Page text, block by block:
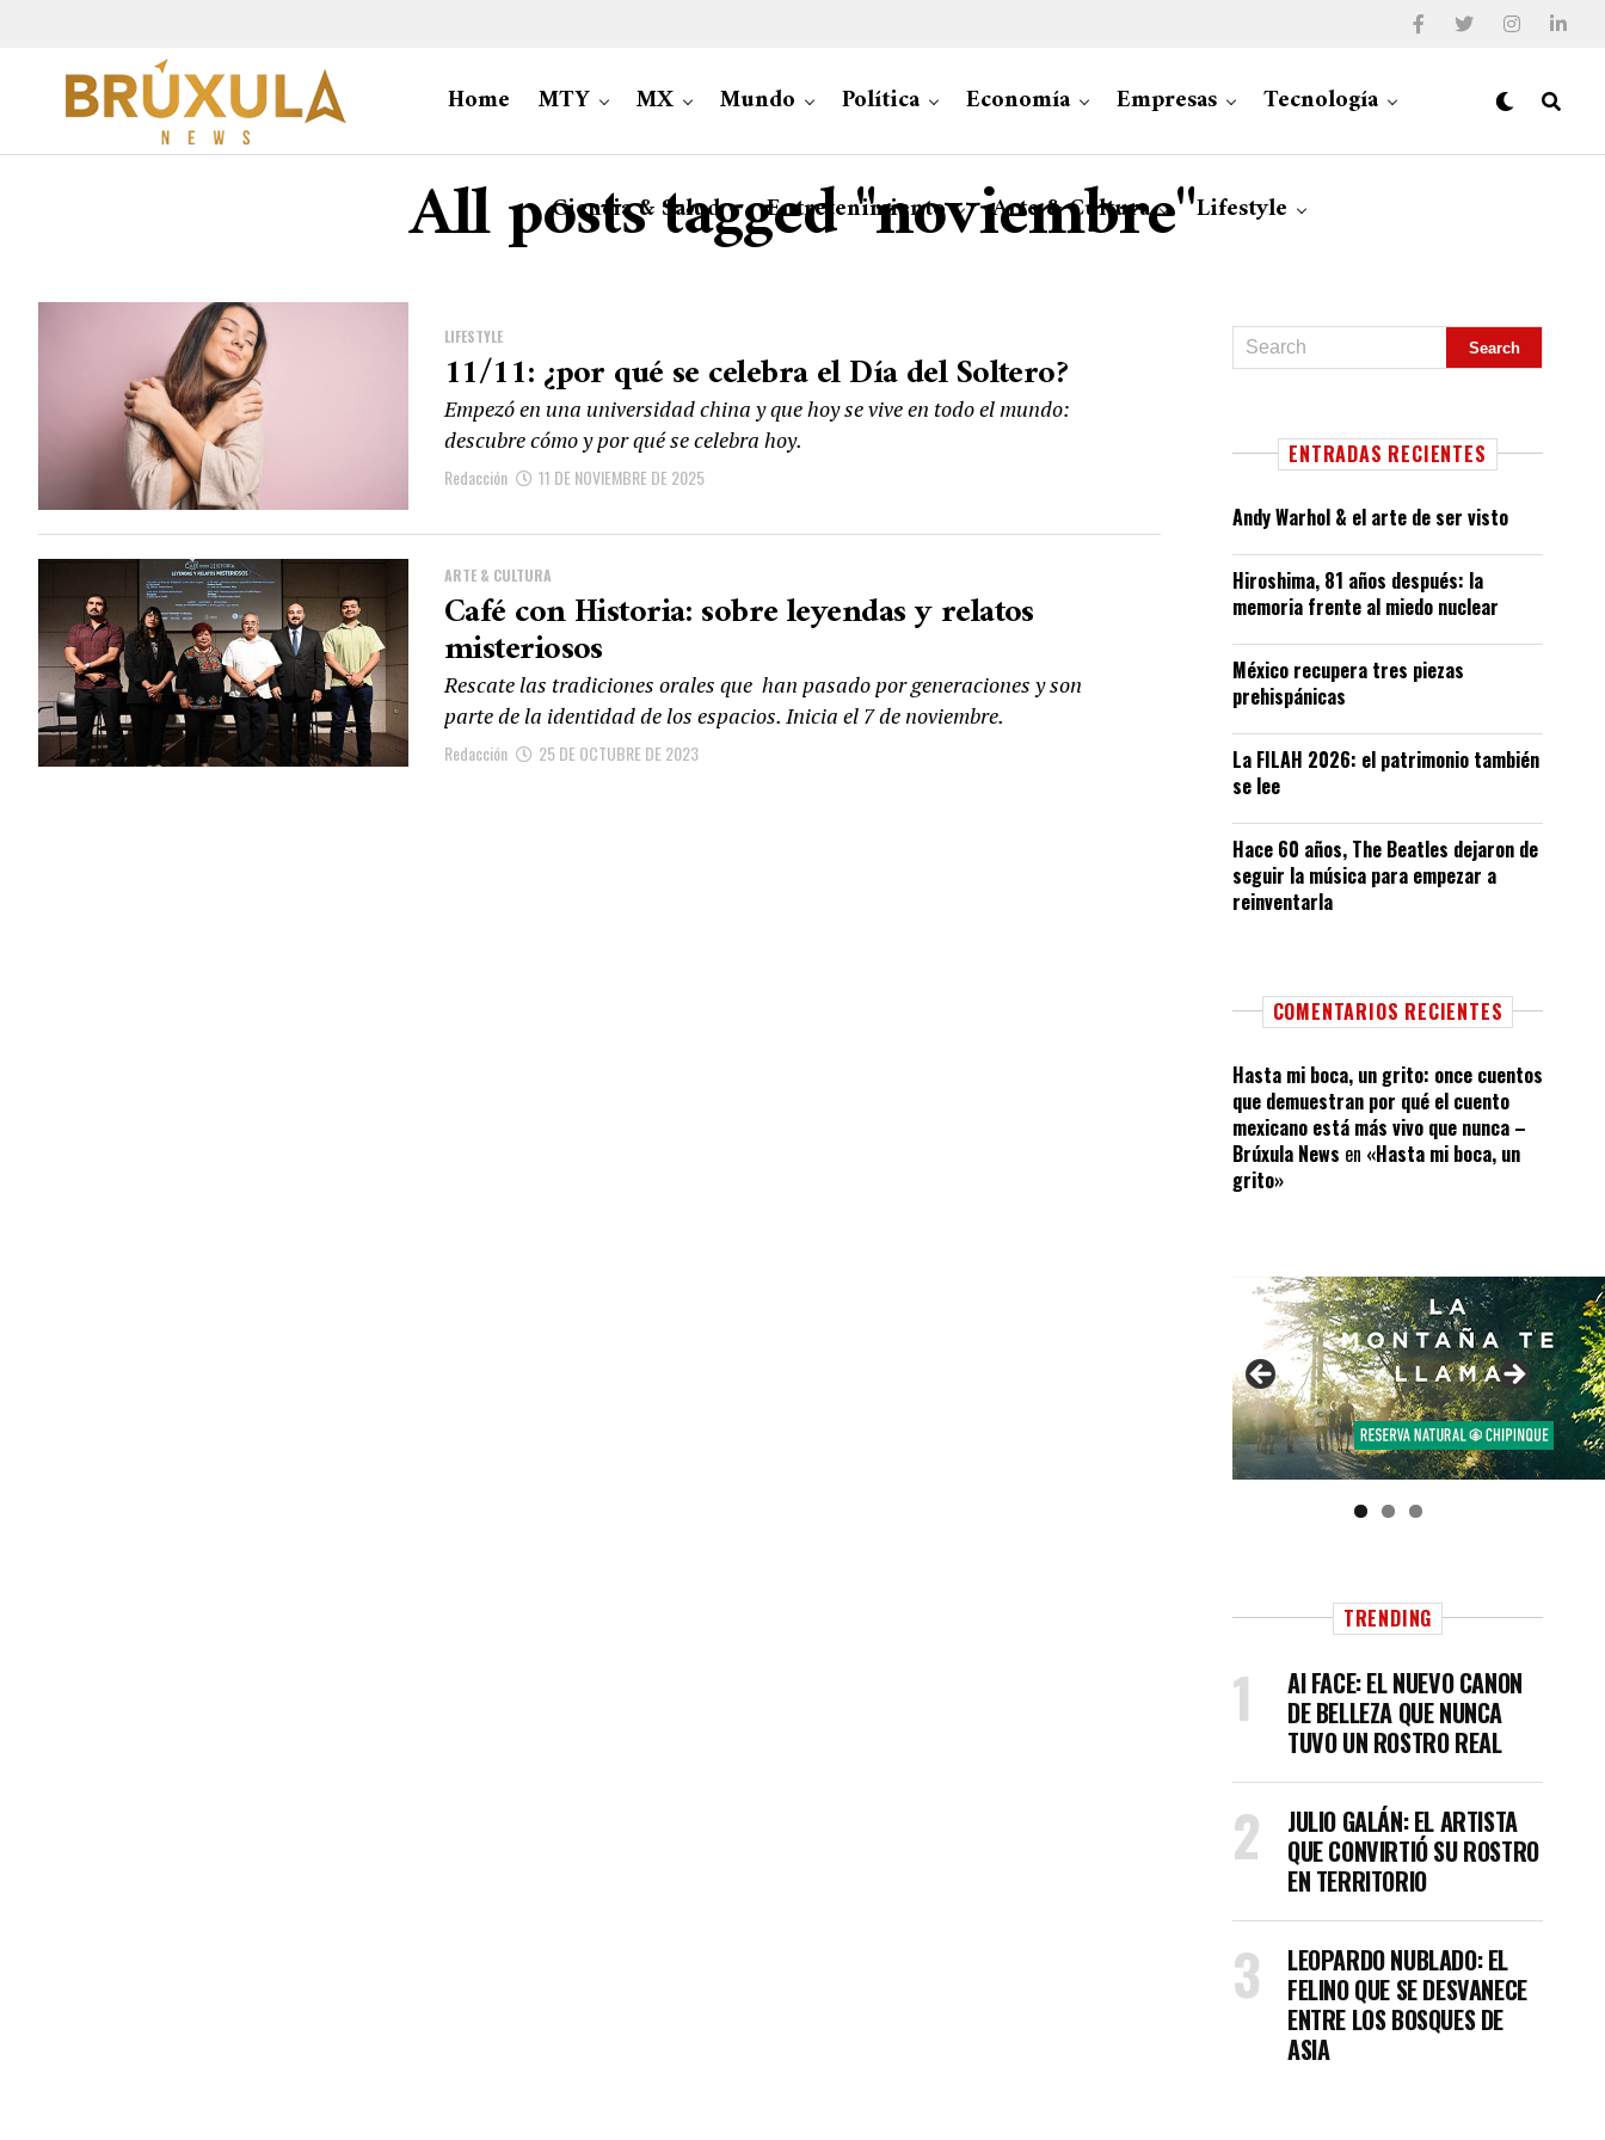
Home MTY MX Mundo Política Economía Empresas Tecnología
Ciencia & Salud Entretenimiento Arte & Cultura Lifestyle
All posts tagged "noviembre"
LIFESTYLE
11/11: ¿por qué se celebra el Día del Soltero?
Empezó en una universidad china y que hoy se vive en todo el mundo:
descubre cómo y por qué se celebra hoy.
Redacción 11 DE NOVIEMBRE DE 2025
ARTE & CULTURA
Café con Historia: sobre leyendas y relatos
misteriosos
Rescate las tradiciones orales que han pasado por generaciones y son
parte de la identidad de los espacios. Inicia el 7 de noviembre.
Redacción 25 DE OCTUBRE DE 2023
ENTRADAS RECIENTES
Andy Warhol & el arte de ser visto
Hiroshima, 81 años después: la
memoria frente al miedo nuclear
México recupera tres piezas
prehispánicas
La FILAH 2026: el patrimonio también
se lee
Hace 60 años, The Beatles dejaron de
seguir la música para empezar a
reinventarla
COMENTARIOS RECIENTES
Hasta mi boca, un grito: once cuentos
que demuestran por qué el cuento
mexicano está más vivo que nunca –
Brúxula News en «Hasta mi boca, un
grito»
TRENDING
AI FACE: EL NUEVO CANON
DE BELLEZA QUE NUNCA
TUVO UN ROSTRO REAL
JULIO GALÁN: EL ARTISTA
QUE CONVIRTIÓ SU ROSTRO
EN TERRITORIO
LEOPARDO NUBLADO: EL
FELINO QUE SE DESVANECE
ENTRE LOS BOSQUES DE
ASIA